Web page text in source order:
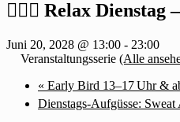
🧖‍♂️✨ Relax
Juni 20, 2028 @ 13:00 - 23:00
Veranstaltungsserie (Alle
« Early Bird 13–17 Uhr &
Dienstags-Aufgüsse: Sweat